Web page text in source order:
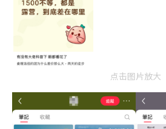
点击图片放大